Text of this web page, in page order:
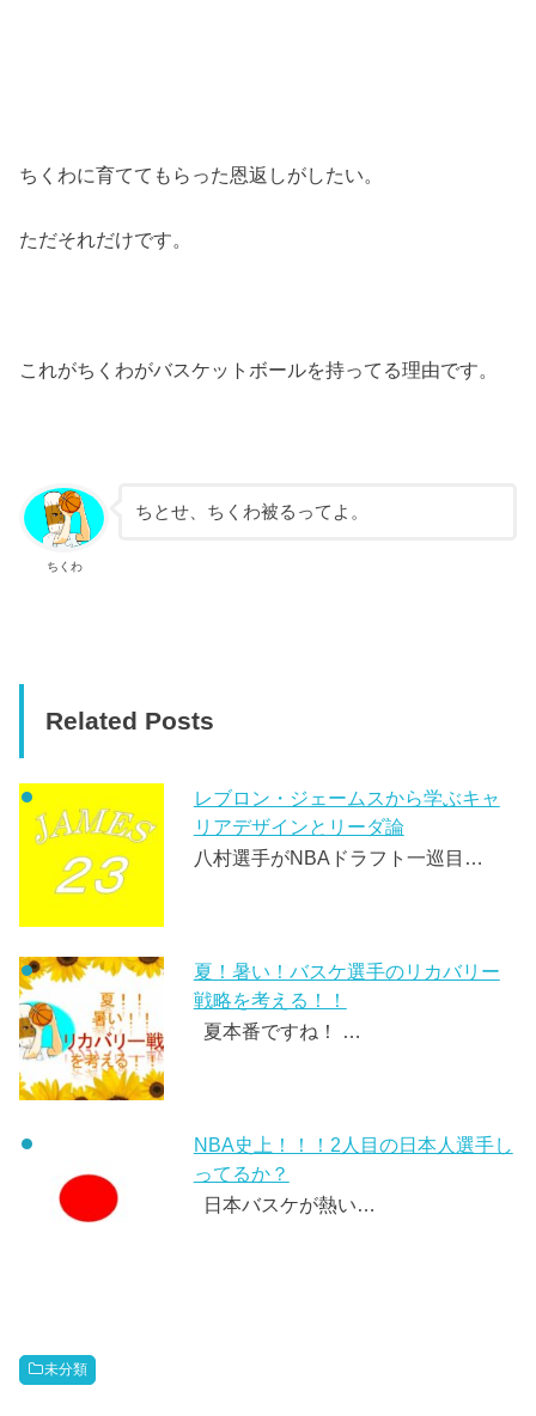
ちくわに育ててもらった恩返しがしたい。
ただそれだけです。
これがちくわがバスケットボールを持ってる理由です。
ちくわ
ちとせ、ちくわ被るってよ。
Related Posts
レブロン・ジェームスから学ぶキャ
リアデザインとリーダ論
八村選手がNBAドラフト一巡目…
夏！暑い！バスケ選手のリカバリー
戦略を考える！！
夏本番ですね！ …
NBA史上！！！2人目の日本人選手し
ってるか？
日本バスケが熱い…
未分類